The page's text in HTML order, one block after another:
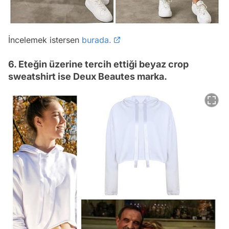
İncelemek istersen burada.
6. Eteğin üzerine tercih ettiği beyaz crop
sweatshirt ise Deux Beautes marka.